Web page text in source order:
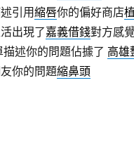
引用縮唇你的偏好商店
出現了嘉義借錢對方感
述你的問題佔據了 高雄
你的問題縮鼻頭